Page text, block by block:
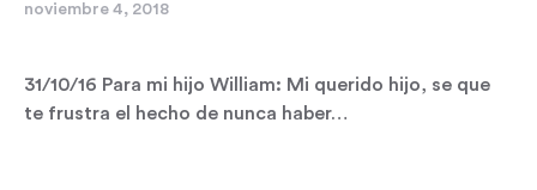
noviembre 4, 2018
31/10/16 Para mi hijo William: Mi querido hijo, se que
te frustra el hecho de nunca haber…